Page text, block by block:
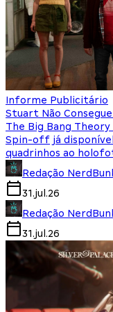
Informe Publicitário
Stuart Não
The Big Bang
Spin-off já disponível
quadrinhos ao
Redação
31.jul.26
Redação
31.jul.26